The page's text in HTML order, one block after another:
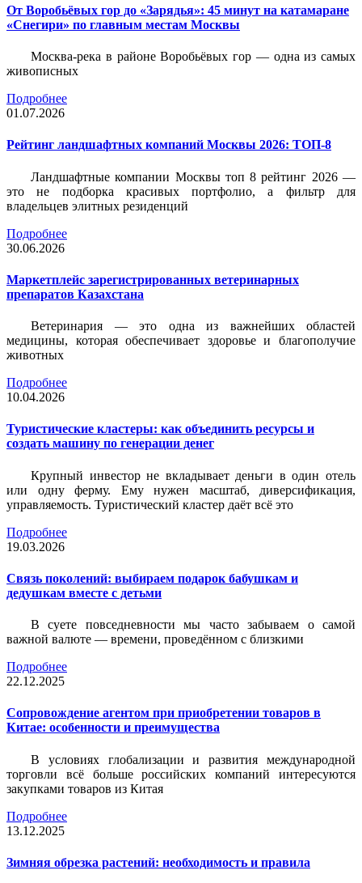
От Воробьёвых гор до «Зарядья»: 45 минут на катамаране
«Снегири» по главным местам Москвы
Москва-река в районе Воробьёвых гор — одна из самых
живописных
Подробнее
01.07.2026
Рейтинг ландшафтных компаний Москвы 2026: ТОП-8
Ландшафтные компании Москвы топ 8 рейтинг 2026 —
это не подборка красивых портфолио, а фильтр для
владельцев элитных резиденций
Подробнее
30.06.2026
Маркетплейс зарегистрированных ветеринарных
препаратов Казахстана
Ветеринария — это одна из важнейших областей
медицины, которая обеспечивает здоровье и благополучие
животных
Подробнее
10.04.2026
Туристические кластеры: как объединить ресурсы и
создать машину по генерации денег
Крупный инвестор не вкладывает деньги в один отель
или одну ферму. Ему нужен масштаб, диверсификация,
управляемость. Туристический кластер даёт всё это
Подробнее
19.03.2026
Связь поколений: выбираем подарок бабушкам и
дедушкам вместе с детьми
В суете повседневности мы часто забываем о самой
важной валюте — времени, проведённом с близкими
Подробнее
22.12.2025
Сопровождение агентом при приобретении товаров в
Китае: особенности и преимущества
В условиях глобализации и развития международной
торговли всё больше российских компаний интересуются
закупками товаров из Китая
Подробнее
13.12.2025
Зимняя обрезка растений: необходимость и правила